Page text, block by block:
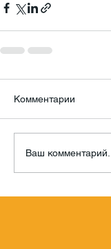
Комментарии
Ваш комментарий...